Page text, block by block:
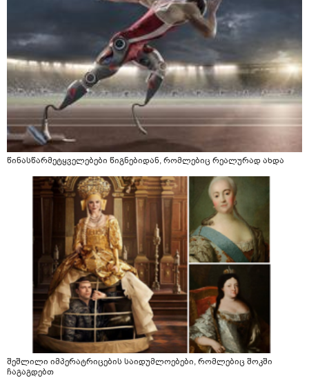
წინასწარმეტყველებები წიგნებიდან, რომლებიც რეალურად ახდა
შეშლილი იმპერატრიცების საიდუმლოებები, რომლებიც შოკში
ჩაგაგდებთ